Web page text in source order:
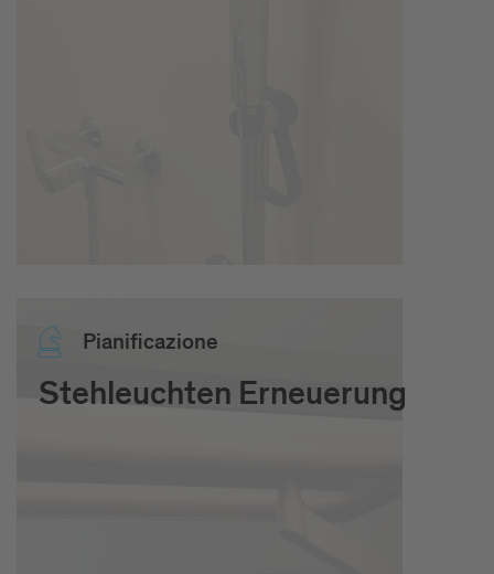
Pia­ni­fi­ca­zio­ne
Stehleuchten Erneuerung